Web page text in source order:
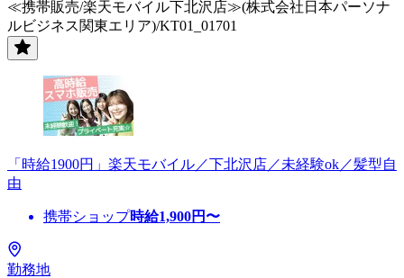
≪携帯販売/楽天モバイル下北沢店≫(株式会社日本パーソナ
ルビジネス関東エリア)/KT01_01701
「時給1900円」楽天モバイル／下北沢店／未経験ok／髪型自
由
携帯ショップ時給1,900円〜
勤務地